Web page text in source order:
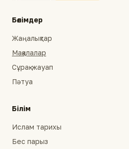
Бөлімдер
Жаңалықтар
Мақалалар
Сұрақ-жауап
Пәтуа
Білім
Ислам тарихы
Бес парыз